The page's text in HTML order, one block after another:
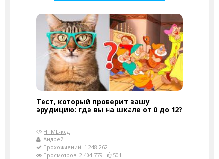
Тест, который проверит вашу
эрудицию: где вы на шкале от 0 до 12?
HTML-код
Андрей
Прохождений: 1 248 262
Просмотров: 2 404 779
501